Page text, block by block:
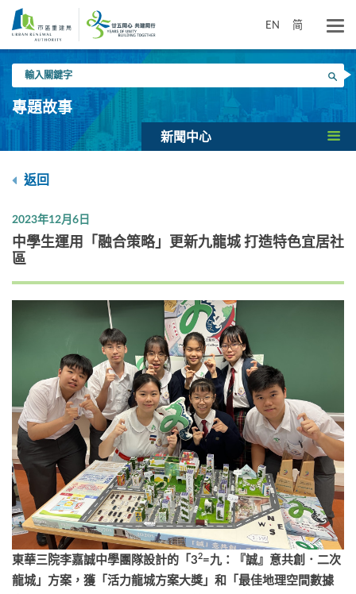
要
EN 简
入
關
鍵
搜尋
專題故事
新聞中心
返回
2023年12月6日
中學生運用「融合策略」更新九龍城 打造特色宜居社
區
東華三院李嘉誠中學團隊設計的「 32=九：『誠』意共創．二次
龍城」方案，獲「活力龍城方案大獎」和「最佳地理空間數據